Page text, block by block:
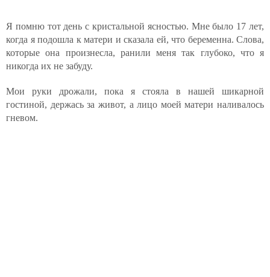
Я помню тот день с кристальной ясностью. Мне было 17 лет,
когда я подошла к матери и сказала ей, что беременна. Слова,
которые она произнесла, ранили меня так глубоко, что я
никогда их не забуду.
Мои руки дрожали, пока я стояла в нашей шикарной
гостиной, держась за живот, а лицо моей матери наливалось
гневом.